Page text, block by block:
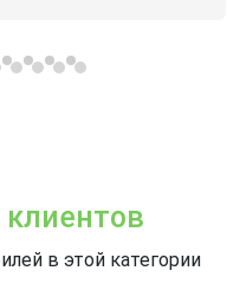
автомобилей
в этой категории